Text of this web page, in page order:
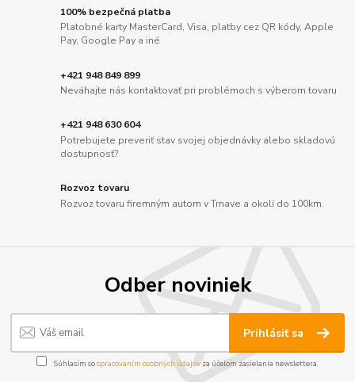
100% bezpečná platba
Platobné karty MasterCard, Visa, platby cez QR kódy, Apple
Pay, Google Pay a iné
+421 948 849 899
Neváhajte nás kontaktovať pri problémoch s výberom tovaru
+421 948 630 604
Potrebujete preveriť stav svojej objednávky alebo skladovú
dostupnosť?
Rozvoz tovaru
Rozvoz tovaru firemným autom v Trnave a okolí do 100km.
Odber noviniek
Prihlásiť sa
Súhlasím sospracovaním osobných údajov za účelom zasielania newslettera.